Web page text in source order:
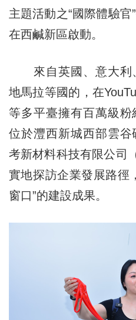
主題活動之“國際體驗
在西鹹新區啟動。
來自英國、意大利
地馬拉等國的，在
等多平臺擁有百萬級粉
位於灃西新城西部雲
考新材料科技有限公司
實地探訪企業發展路徑
窗口”的建設成果。